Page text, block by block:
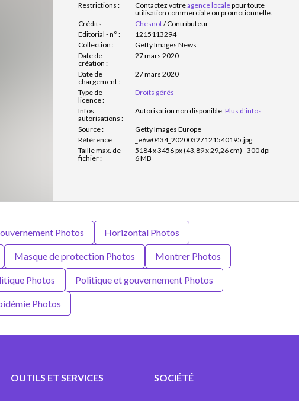
Restrictions : Contactez votreagence localepour toute
utilisation commerciale ou promotionnelle.
Crédits :
Chesnot/Contributeur
Editorial - n° :
1215113294
Collection :
Getty Images News
Date de
création :
27 mars 2020
Date de
chargement :
27 mars 2020
Type de
licence :
Droits gérés
Infos
autorisations :
Autorisation non disponible. Plus d'infos
Source :
Getty Images Europe
Référence :
_e6w0434_20200327121540195.jpg
Taille max. de
fichier :
5184 x 3456 px (43,89 x 29,26 cm) - 300 dpi -
6 MB
Photos Horizontal Photos
Masque de protection Photos Montrer Photos
Photos Politique et gouvernement Photos
Photos
OUTILS ET SERVICES SOCIÉTÉ